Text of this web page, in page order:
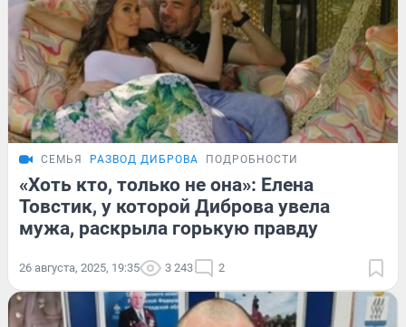
СЕМЬЯ РАЗВОД ДИБРОВА ПОДРОБНОСТИ
«Хоть кто, только не она»: Елена
Товстик, у которой Диброва увела
мужа, раскрыла горькую правду
26 августа, 2025, 19:35 3 243 2